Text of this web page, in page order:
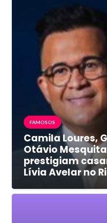
FAMOSOS
Camila Loures,
Otávio
prestigiam
Lívia Avelar no